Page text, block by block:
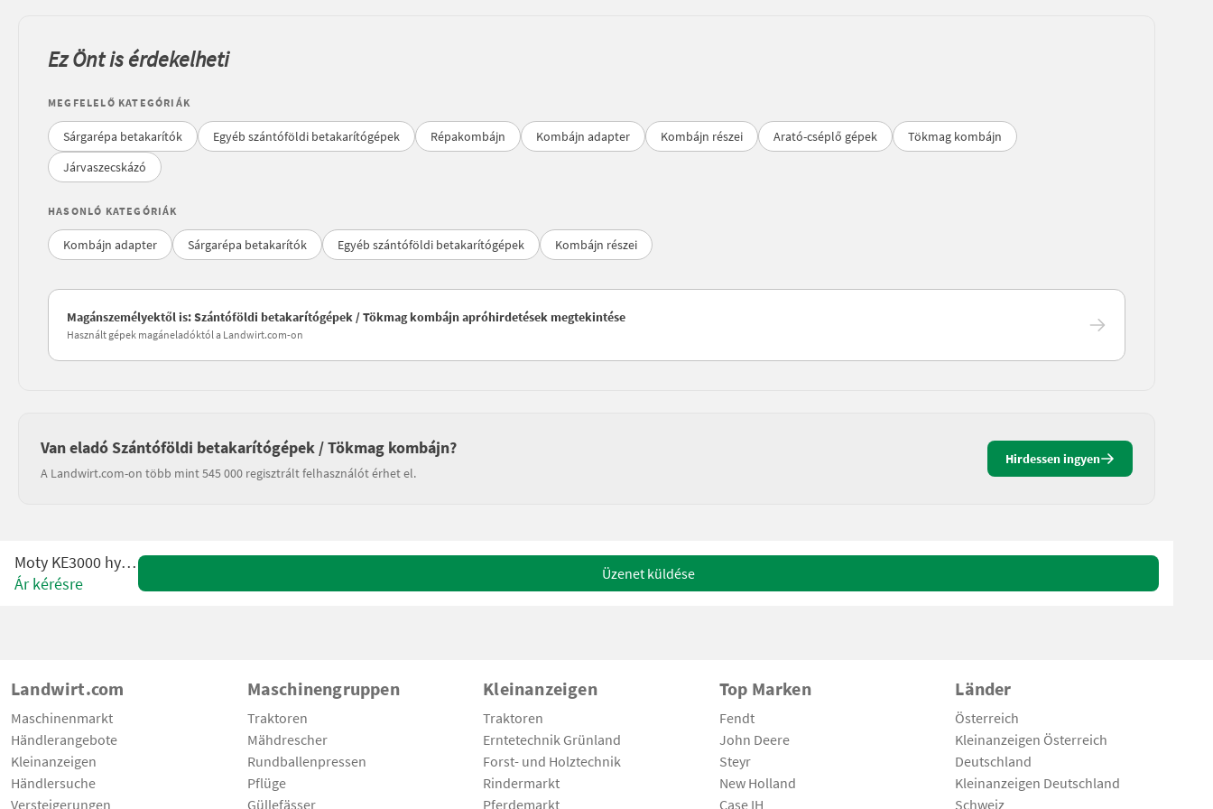
Ez Önt is érdekelheti
MEGFELELŐ KATEGÓRIÁK
Sárgarépa betakarítók Egyéb szántóföldi betakarítógépek Répakombájn Kombájn adapter Kombájn részei Arató-cséplő gépek
Tökmag kombájn
Járvaszecskázó
HASONLÓ KATEGÓRIÁK
Kombájn adapter Sárgarépa betakarítók Egyéb szántóföldi betakarítógépek Kombájn részei
Magánszemélyektől is: Szántóföldi betakarítógépek / Tökmag kombájn apróhirdetések megtekintése
Használt gépek magáneladóktól a Landwirt.com-on
Van eladó Szántóföldi betakarítógépek / Tökmag kombájn?
A Landwirt.com-on több mint 545 000 regisztrált felhasználót érhet el.
Hirdessen ingyen
Moty KE3000 hydroS
Ár kérésre
Üzenet küldése
Landwirt.com
Maschinenmarkt
Händlerangebote
Kleinanzeigen
Händlersuche
Versteigerungen
Maschinengruppen
Traktoren
Mähdrescher
Rundballenpressen
Pflüge
Güllefässer
Kleinanzeigen
Traktoren
Erntetechnik Grünland
Forst- und Holztechnik
Rindermarkt
Pferdemarkt
Top Marken
Fendt
John Deere
Steyr
New Holland
Case IH
Länder
Österreich
Kleinanzeigen Österreich
Deutschland
Kleinanzeigen Deutschland
Schweiz